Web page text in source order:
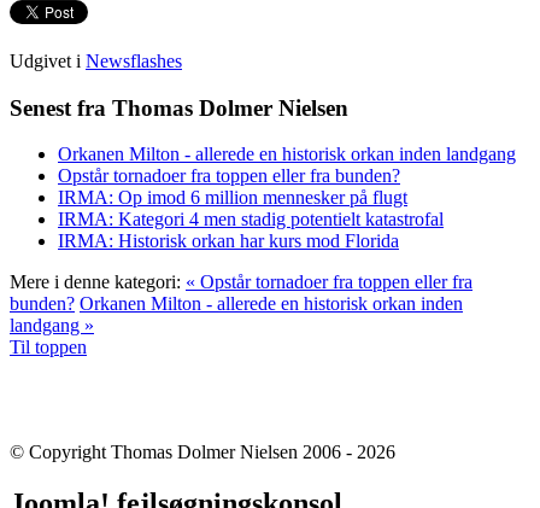
Udgivet i Newsflashes
Senest fra Thomas Dolmer Nielsen
Orkanen Milton - allerede en historisk orkan inden landgang
Opstår tornadoer fra toppen eller fra bunden?
IRMA: Op imod 6 million mennesker på flugt
IRMA: Kategori 4 men stadig potentielt katastrofal
IRMA: Historisk orkan har kurs mod Florida
Mere i denne kategori: « Opstår tornadoer fra toppen eller fra
bunden? Orkanen Milton - allerede en historisk orkan inden
landgang »
Til toppen
© Copyright Thomas Dolmer Nielsen 2006 - 2026